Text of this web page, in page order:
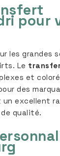
pour
les grandes
Le
et
des
un excellent
qualité.